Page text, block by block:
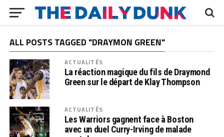
ALL POSTS TAGGED "DRAYMON GREEN"
ACTUALITÉS
La réaction magique du fils de Draymond
Green sur le départ de Klay Thompson
ACTUALITÉS
Les Warriors gagnent face à Boston
avec un duel Curry-Irving de malade